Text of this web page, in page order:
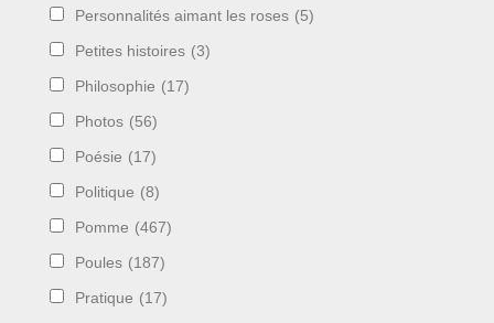
Personnalités aimant les roses (5)
Petites histoires (3)
Philosophie (17)
Photos (56)
Poésie (17)
Politique (8)
Pomme (467)
Poules (187)
Pratique (17)